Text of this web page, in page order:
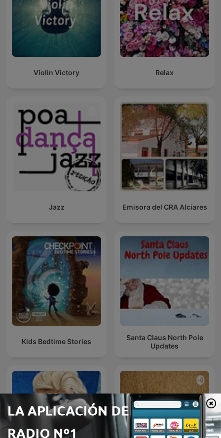
Violin Victory Relax
Jazz Emisora del CRA Alciares
Kids Bedtime Stories
Santa Claus North Pole
Updates